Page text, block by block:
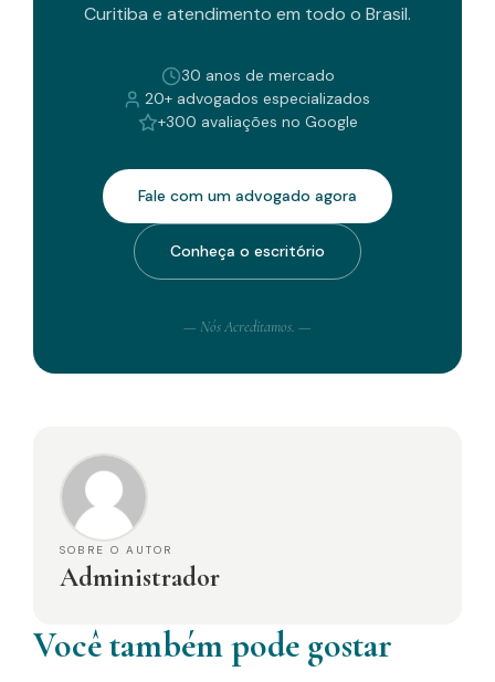
Curitiba e atendimento em todo o Brasil.
30 anos de mercado
20+ advogados especializados
+300 avaliações no Google
Fale com um advogado agora
Conheça o escritório
— Nós Acreditamos. —
SOBRE O AUTOR
Administrador
Você também pode gostar